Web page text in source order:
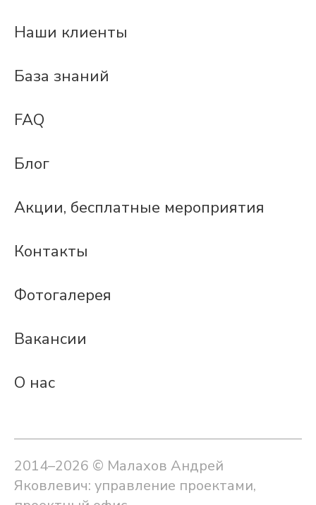
Наши клиенты
База знаний
FAQ
Блог
Акции, бесплатные мероприятия
Контакты
Фотогалерея
Вакансии
О нас
2014–2026 © Малахов Андрей
Яковлевич: управление проектами,